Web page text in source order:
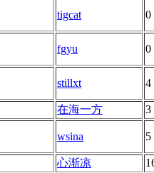
tigcat 0
fgyu 0
stillxt 4
在海一方 3
wsina 5
心渐凉